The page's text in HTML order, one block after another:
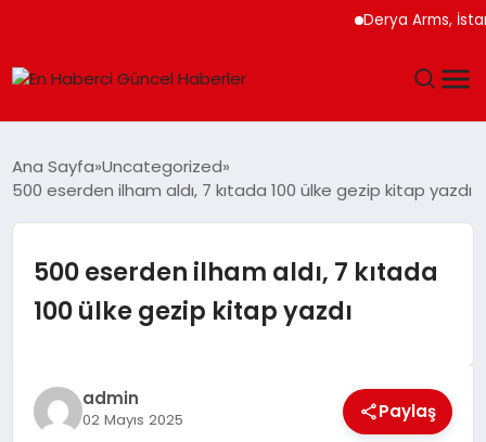
Derya Arms,
SAĞLIK
TEKNOLOJI
DÜNYA
Ana Sayfa Uncategorized
500 eserden ilham aldı, 7 kıtada 100 ülke gezip kitap yazdı
500 eserden ilham aldı, 7 kıtada
100 ülke gezip kitap yazdı
admin
02 Mayıs 2025 Paylaş